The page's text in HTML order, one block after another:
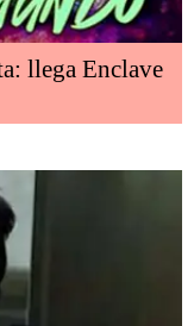
llega Enclave